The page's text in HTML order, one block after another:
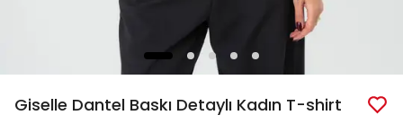
Giselle Dantel Baskı Detaylı Kadın T-shirt